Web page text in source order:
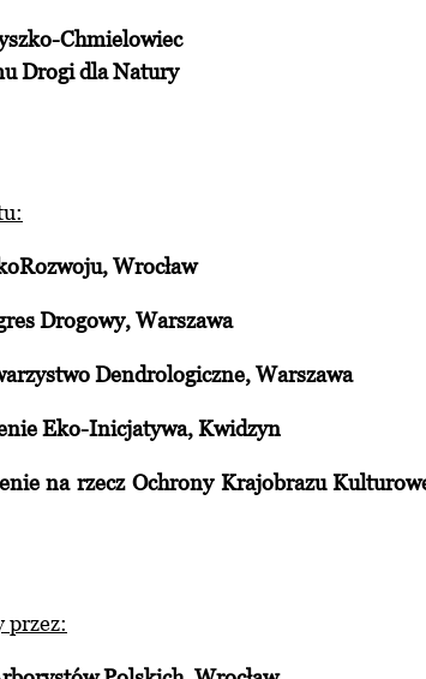
Chmielowiec
Drogi dla Natury
Wrocław
Drogowy, Warszawa
Dendrologiczne, Warszawa
Eko-Inicjatywa, Kwidzyn
na rzecz Ochrony Krajobrazu
przez: